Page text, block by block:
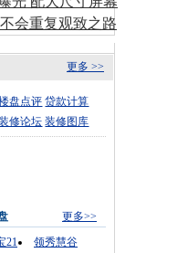
会重复观致之路
更多 >>
盘点评 贷款计算
修论坛 装修图库
更多>>
21
领秀慧谷